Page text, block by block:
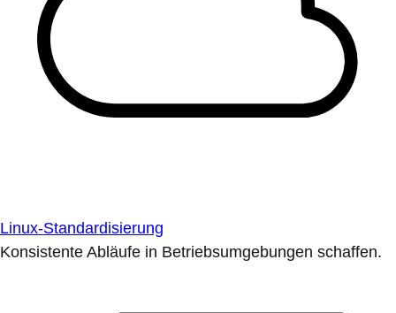
Linux-Standardisierung
Konsistente Abläufe in Betriebsumgebungen schaffen.